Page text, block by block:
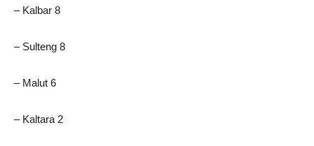
– Kalbar 8
– Sulteng 8
– Malut 6
– Kaltara 2